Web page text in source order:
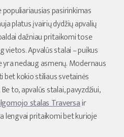
pasirinkimas
platus įvairių dydžių apvalių
dažniau pritaikomi tose
vietos. Apvalūs stalai – puikus
nedaug asmenų. Modernaus
bet kokio stiliaus svetainės
to, apvalūs stalai, pavyzdžiui,
stalas Traversair
lengvai pritaikomi bet kurioje